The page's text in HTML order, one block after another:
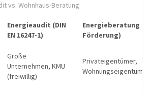
vs. Wohnhaus-Beratung
Energieaudit (DIN
EN 16247-1)
Energieberatung
Förderung)
Große
Unternehmen, KMU
(freiwillig)
Privateigentümer,